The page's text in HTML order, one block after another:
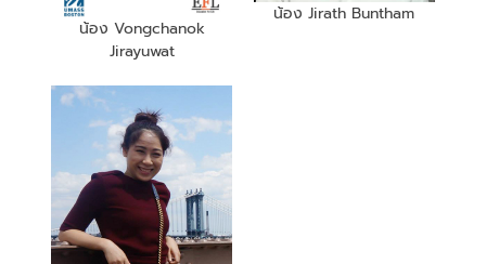
น้อง Vongchanok
Jirayuwat
น้อง Jirath Buntham